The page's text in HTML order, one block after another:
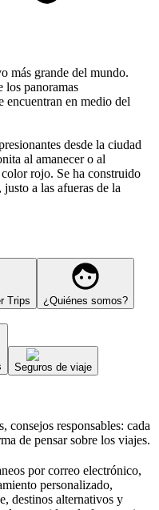
más grande del mundo.
los panoramas
encuentran en medio del
desde la ciudad
al amanecer o al
rojo. Se ha construido
a las afueras de la
Trips ¿Quiénes somos?
Seguros de viaje
consejos responsables: cada
de pensar sobre los viajes.
por correo electrónico,
personalizado,
destinos alternativos y